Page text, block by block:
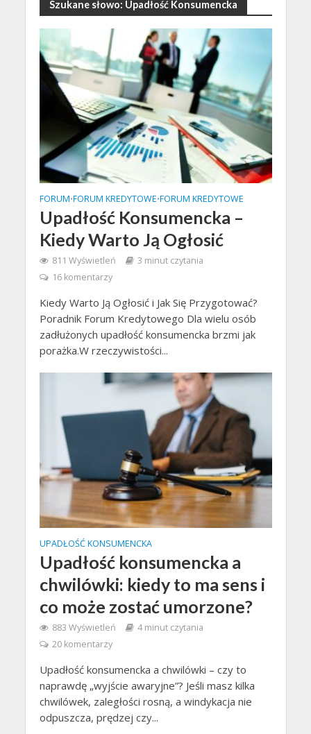
Szukane słowo: Upadłość Konsumencka
FORUM•FORUM KREDYTOWE•FORUM KREDYTOWE
Upadłość Konsumencka –
Kiedy Warto Ją Ogłosić
811 Wyświetleń
3 minut czytania
16 komentarzy
Kiedy Warto Ją Ogłosić i Jak Się Przygotować?
Poradnik Forum Kredytowego Dla wielu osób
zadłużonych upadłość konsumencka brzmi jak
porażka.W rzeczywistości...
UPADŁOŚĆ KONSUMENCKA
Upadłość konsumencka a
chwilówki: kiedy to ma sens i
co może zostać umorzone?
883 Wyświetleń
4 minut czytania
20 komentarzy
Upadłość konsumencka a chwilówki – czy to
naprawdę „wyjście awaryjne”? Jeśli masz kilka
chwilówek, zaległości rosną, a windykacja nie
odpuszcza, prędzej czy...